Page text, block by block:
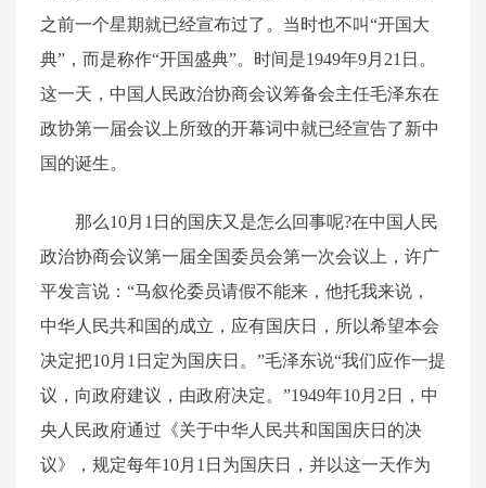
之前一个星期就已经宣布过了。当时也不叫“开国大
典”，而是称作“开国盛典”。时间是1949年9月21日。
这一天，中国人民政治协商会议筹备会主任毛泽东在
政协第一届会议上所致的开幕词中就已经宣告了新中
国的诞生。
那么10月1日的国庆又是怎么回事呢?在中国人民
政治协商会议第一届全国委员会第一次会议上，许广
平发言说：“马叙伦委员请假不能来，他托我来说，
中华人民共和国的成立，应有国庆日，所以希望本会
决定把10月1日定为国庆日。”毛泽东说“我们应作一提
议，向政府建议，由政府决定。”1949年10月2日，中
央人民政府通过《关于中华人民共和国国庆日的决
议》，规定每年10月1日为国庆日，并以这一天作为